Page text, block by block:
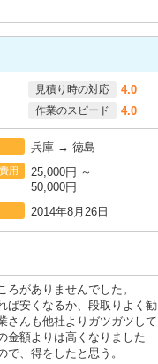
見積り時の対応 4.0
作業のスピード 4.0
兵庫 → 徳島
用
25,000円 ～
50,000円
2014年8月26日
がありませんでした。
ば安くなるか、段取りよく勧
さんも他社よりガツガツして
金額よりは高くなりました
、得をしたと思う。